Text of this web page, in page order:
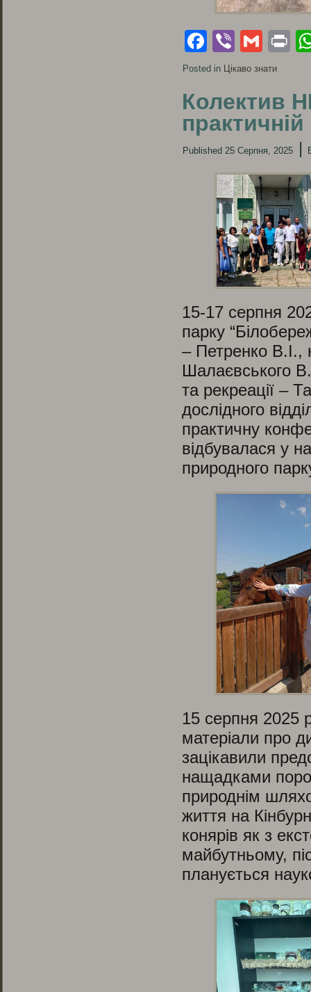
Facebook
Viber
Posted in Цікаво знати
Колектив
Published 25 Серпня, 2025 |
15-17 серпня
парку
– Петренко В.І.,
Шалаєвського
та рекреації –
дослідного
практичну
відбувалася у
природного
15 серпня 2025
матеріали про
зацікавили
нащадками
природнім
життя на
конярів як з
майбутньому,
планується